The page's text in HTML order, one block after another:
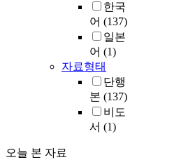
한국
어 (137)
일본
어 (1)
자료형태
단행
본 (137)
비도
서 (1)
오늘 본 자료